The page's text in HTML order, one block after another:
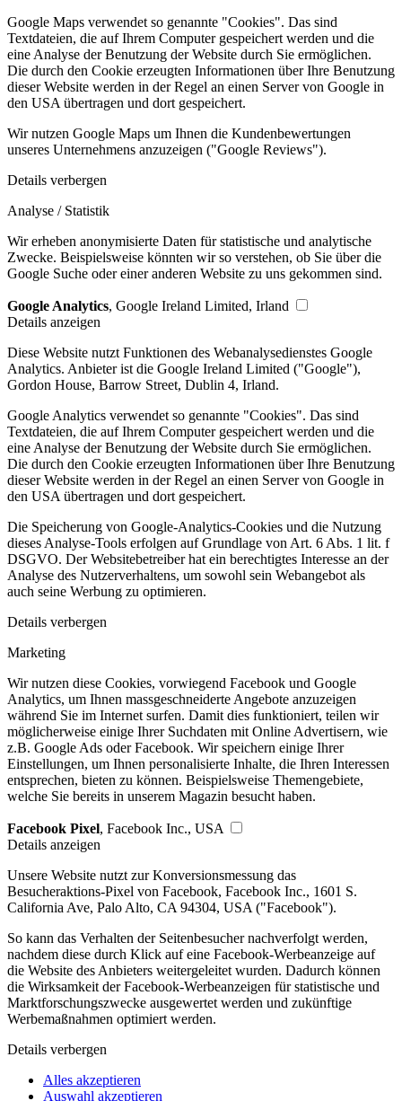
Google Maps verwendet so genannte "Cookies". Das sind
Textdateien, die auf Ihrem Computer gespeichert werden und die
eine Analyse der Benutzung der Website durch Sie ermöglichen.
Die durch den Cookie erzeugten Informationen über Ihre Benutzung
dieser Website werden in der Regel an einen Server von Google in
den USA übertragen und dort gespeichert.
Wir nutzen Google Maps um Ihnen die Kundenbewertungen
unseres Unternehmens anzuzeigen ("Google Reviews").
Details verbergen
Analyse / Statistik
Wir erheben anonymisierte Daten für statistische und analytische
Zwecke. Beispielsweise könnten wir so verstehen, ob Sie über die
Google Suche oder einer anderen Website zu uns gekommen sind.
Google Analytics, Google Ireland Limited, Irland
Details anzeigen
Diese Website nutzt Funktionen des Webanalysedienstes Google
Analytics. Anbieter ist die Google Ireland Limited ("Google"),
Gordon House, Barrow Street, Dublin 4, Irland.
Google Analytics verwendet so genannte "Cookies". Das sind
Textdateien, die auf Ihrem Computer gespeichert werden und die
eine Analyse der Benutzung der Website durch Sie ermöglichen.
Die durch den Cookie erzeugten Informationen über Ihre Benutzung
dieser Website werden in der Regel an einen Server von Google in
den USA übertragen und dort gespeichert.
Die Speicherung von Google-Analytics-Cookies und die Nutzung
dieses Analyse-Tools erfolgen auf Grundlage von Art. 6 Abs. 1 lit. f
DSGVO. Der Websitebetreiber hat ein berechtigtes Interesse an der
Analyse des Nutzerverhaltens, um sowohl sein Webangebot als
auch seine Werbung zu optimieren.
Details verbergen
Marketing
Wir nutzen diese Cookies, vorwiegend Facebook und Google
Analytics, um Ihnen massgeschneiderte Angebote anzuzeigen
während Sie im Internet surfen. Damit dies funktioniert, teilen wir
möglicherweise einige Ihrer Suchdaten mit Online Advertisern, wie
z.B. Google Ads oder Facebook. Wir speichern einige Ihrer
Einstellungen, um Ihnen personalisierte Inhalte, die Ihren Interessen
entsprechen, bieten zu können. Beispielsweise Themengebiete,
welche Sie bereits in unserem Magazin besucht haben.
Facebook Pixel, Facebook Inc., USA
Details anzeigen
Unsere Website nutzt zur Konversionsmessung das
Besucheraktions-Pixel von Facebook, Facebook Inc., 1601 S.
California Ave, Palo Alto, CA 94304, USA ("Facebook").
So kann das Verhalten der Seitenbesucher nachverfolgt werden,
nachdem diese durch Klick auf eine Facebook-Werbeanzeige auf
die Website des Anbieters weitergeleitet wurden. Dadurch können
die Wirksamkeit der Facebook-Werbeanzeigen für statistische und
Marktforschungszwecke ausgewertet werden und zukünftige
Werbemaßnahmen optimiert werden.
Details verbergen
Alles akzeptieren
Auswahl akzeptieren